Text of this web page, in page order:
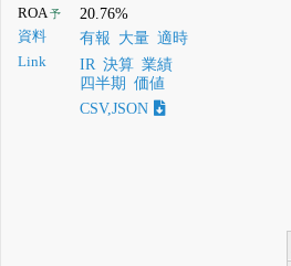
ROA 予 20.76%
資料 有報 大量 適時
Link IR 決算 業績
四半期 価値
CSV,JSON